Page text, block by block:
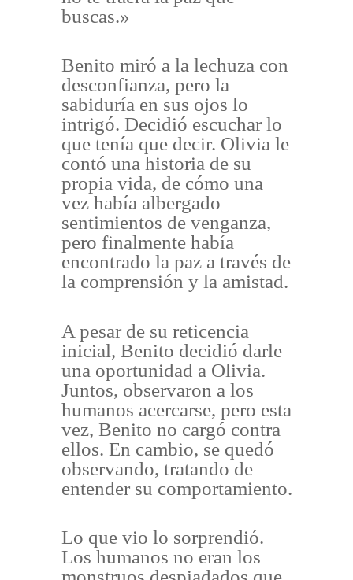
buscas.»
Benito miró a la lechuza con
desconfianza, pero la
sabiduría en sus ojos lo
intrigó. Decidió escuchar lo
que tenía que decir. Olivia le
contó una historia de su
propia vida, de cómo una
vez había albergado
sentimientos de venganza,
pero finalmente había
encontrado la paz a través de
la comprensión y la amistad.
A pesar de su reticencia
inicial, Benito decidió darle
una oportunidad a Olivia.
Juntos, observaron a los
humanos acercarse, pero esta
vez, Benito no cargó contra
ellos. En cambio, se quedó
observando, tratando de
entender su comportamiento.
Lo que vio lo sorprendió.
Los humanos no eran los